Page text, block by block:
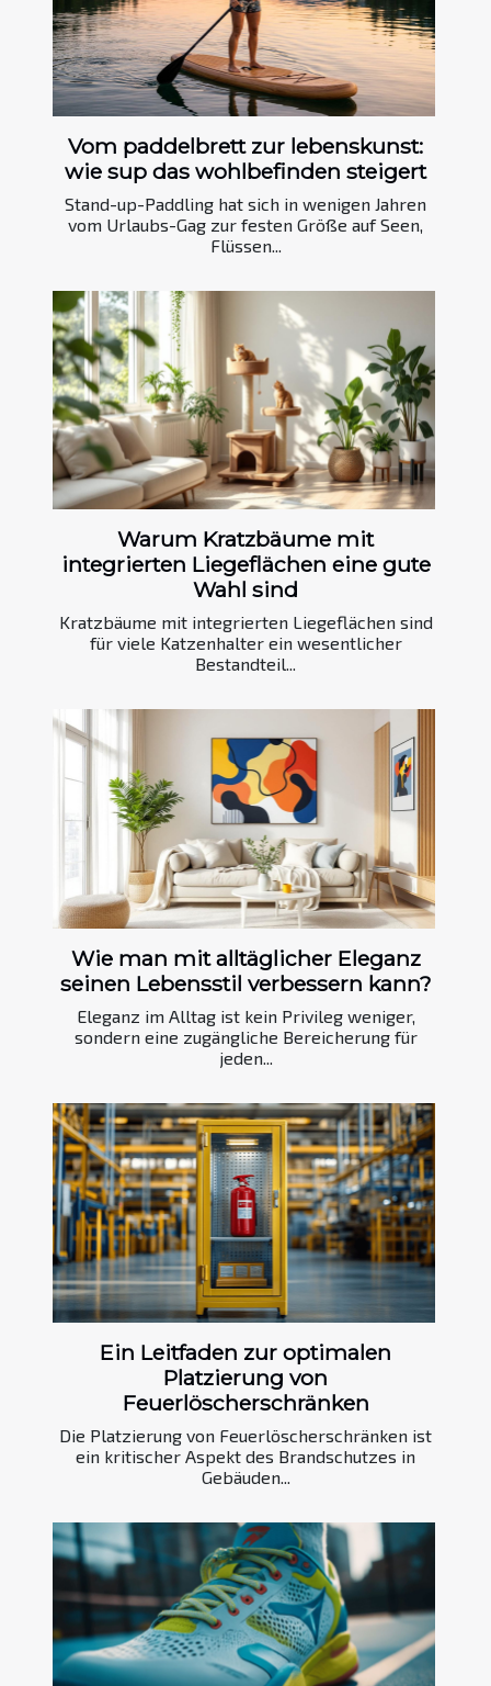
Vom paddelbrett zur lebenskunst:
wie sup das wohlbefinden steigert
Stand-up-Paddling hat sich in wenigen Jahren
vom Urlaubs-Gag zur festen Größe auf Seen,
Flüssen...
Warum Kratzbäume mit
integrierten Liegeflächen eine gute
Wahl sind
Kratzbäume mit integrierten Liegeflächen sind
für viele Katzenhalter ein wesentlicher
Bestandteil...
Wie man mit alltäglicher Eleganz
seinen Lebensstil verbessern kann?
Eleganz im Alltag ist kein Privileg weniger,
sondern eine zugängliche Bereicherung für
jeden...
Ein Leitfaden zur optimalen
Platzierung von
Feuerlöscherschränken
Die Platzierung von Feuerlöscherschränken ist
ein kritischer Aspekt des Brandschutzes in
Gebäuden...